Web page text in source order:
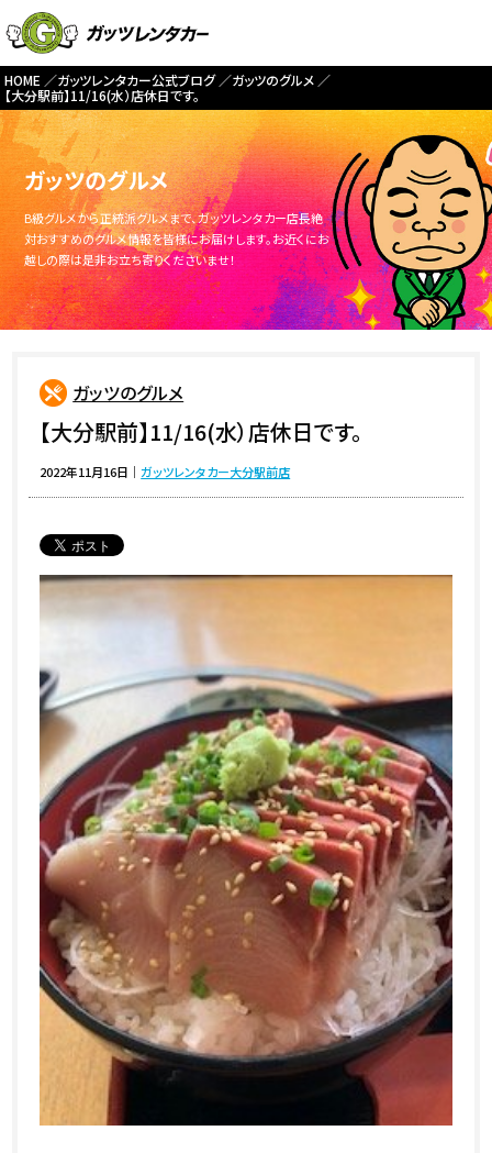
HOME ガッツレンタカー公式ブログ
ガッツのグルメ
【大分駅前】11/16(水）店休日です。
ガッツのグルメ
B級グルメから正統派グルメまで、ガッツレンタカー店長絶
対おすすめのグルメ情報を皆様にお届けします。お近くにお
越しの際は是非お立ち寄りくださいませ！
ガッツのグルメ
【大分駅前】11/16(水）店休日です。
2022年11月16日 ｜ガッツレンタカー大分駅前店